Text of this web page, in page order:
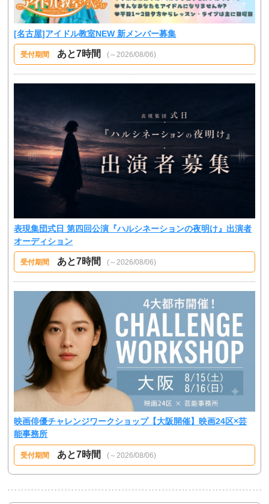
[名古屋]アイドル教室NEW 新メンバー募集
受付期間 あと7時間 (～2026/08/06)
表現集団式日 第四回公演『ハルシネーションの夜明け』出演者
オーディション
受付期間 あと7時間 (～2026/08/06)
映画俳優チャレンジワークショップ【大阪開催】映画24区×芸
能事務所
受付期間 あと7時間 (～2026/08/06)